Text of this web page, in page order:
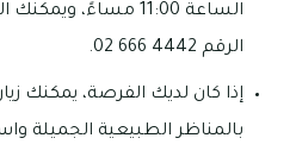
الساعة 11:00 مساءً،
الرقم 4442 666 02.
إذا كان لديك الفرصة، يمكنك
بالمناظر الطبيعية الجميلة